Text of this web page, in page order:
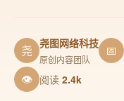
尧 尧图网络科技
原创内容团队
📅
👁 阅读 2.4k